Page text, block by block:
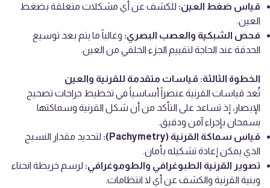
قياس ضغط العين: للكشف عن أي مشكلات متعلقة بضغط
العين.
فحص الشبكية والعصب البصري: وغالباً ما يتم بعد توسيع
الحدقة عند الحاجة لتقييم الجزء الخلفي من العين.
الخطوة الثالثة: قياسات متقدمة للقرنية والعين
تُعد قياسات القرنية عنصراً أساسياً في تخطيط جراحات تصحيح
الإبصار، إذ تساعد على التأكد من أن شكل القرنية وسماكتها
يسمحان بإجراء آمن ودقيق.
قياس سماكة القرنية (Pachymetry):
لتحديد مقدار النسيج
الذي يمكن إعادة تشكيله بأمان.
تصوير القرنية الطبوغرافي والطوموغرافي: لرسم خريطة انحناء
وبنية القرنية والكشف عن أي لا انتظامات.